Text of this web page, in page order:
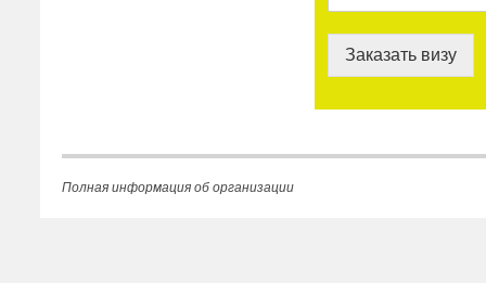
Заказать визу
Полная информация об организации